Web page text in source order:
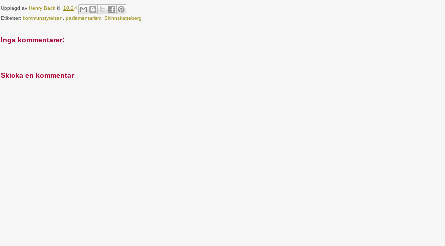
Upplagd avHenry Bäck kl.10:24
Etiketter:kommunstyrelsen ,parlamentarism ,Skinnskatteberg
Inga kommentarer:
Skicka en kommentar